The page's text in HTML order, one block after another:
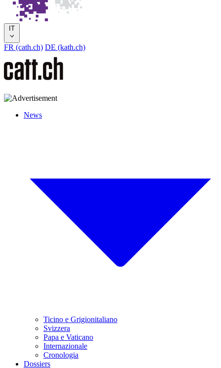
IT
FR (cath.ch) DE (kath.ch)
News
Ticino e Grigionitaliano
Svizzera
Papa e Vaticano
Internazionale
Cronologia
Dossiers